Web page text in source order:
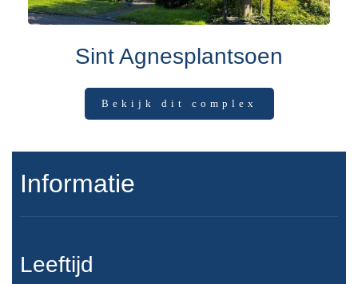
Sint Agnesplantsoen
Bekijk dit complex
Informatie
Leeftijd